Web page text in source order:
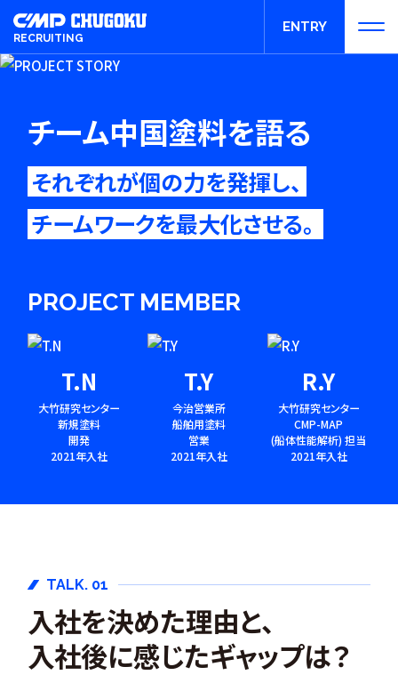
RECRUITING
ENTRY
チーム中国塗料を語る
それぞれが個の力を発揮し、
チームワークを最大化させる。
PROJECT MEMBER
T.N
大竹研究センター
新規塗料
開発
2021年入社
T.Y
今治営業所
船舶用塗料
営業
2021年入社
R.Y
大竹研究センター
CMP-MAP
(船体性能解析) 担当
2021年入社
TALK. 01
入社を決めた理由と、
入社後に感じたギャップは？